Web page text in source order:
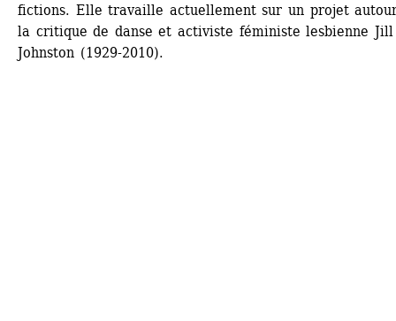
fictions. Elle travaille actuellement sur un projet
la critique de danse et activiste féministe lesbienne Jill
Johnston (1929-2010).